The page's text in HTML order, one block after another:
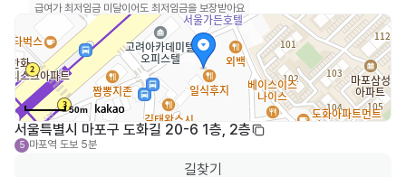
급여가 최저임금 미달이어도 최저임금을 보장받아요
50m
서울특별시 마포구 도화길 20-6 1층, 2층
5 마포역 도보 5분
길찾기